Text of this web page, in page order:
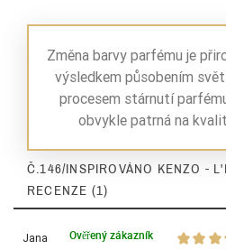
Nuty Serca
Nuty Bazy
Nuty Bazy
Nuty Bazy
Dla Kogo
Změna barvy parfému je
výsledkem působením
procesem stárnutí
obvykle patrná na
Č.146/INSPIROVÁNO KENZO -
RECENZE (1)
Jana Ověřený zákazník